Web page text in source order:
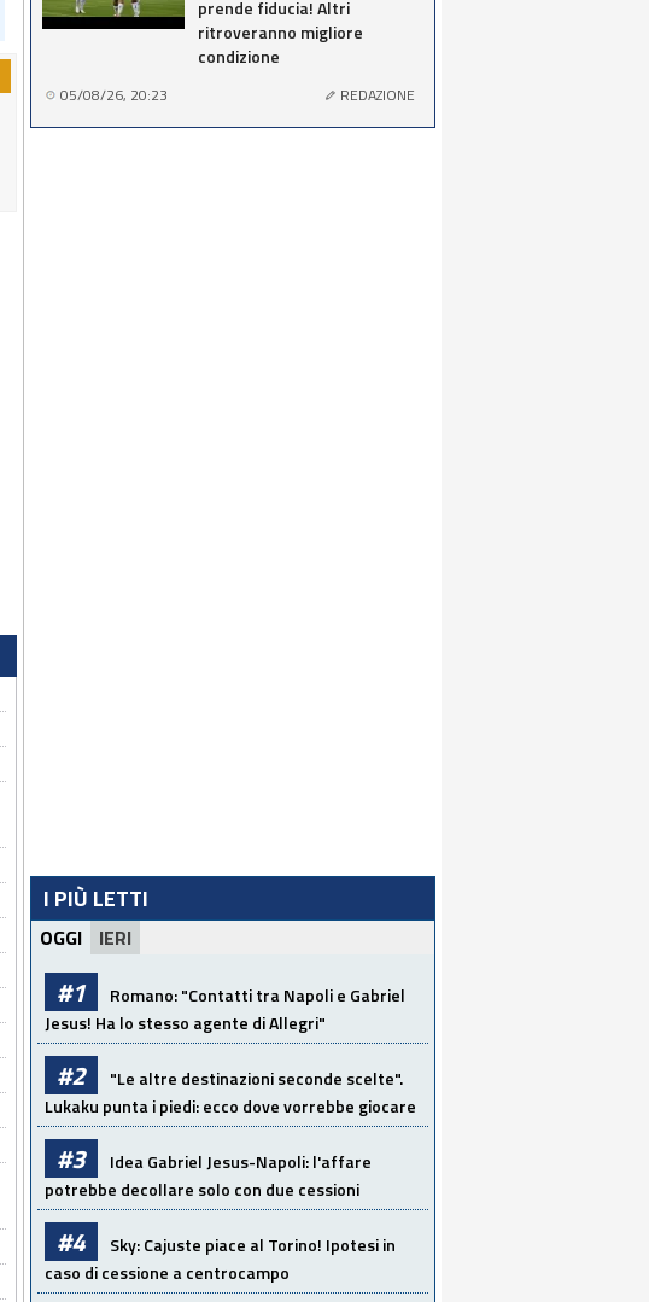
prende fiducia! Altri
ritroveranno migliore
condizione
05/08/26, 20:23 REDAZIONE
I PIÙ LETTI
OGGI IERI
#1
Romano: "Contatti tra Napoli e Gabriel
Jesus! Ha lo stesso agente di Allegri"
#2
"Le altre destinazioni seconde scelte".
Lukaku punta i piedi: ecco dove vorrebbe giocare
#3
Idea Gabriel Jesus-Napoli: l'affare
potrebbe decollare solo con due cessioni
#4
Sky: Cajuste piace al Torino! Ipotesi in
caso di cessione a centrocampo